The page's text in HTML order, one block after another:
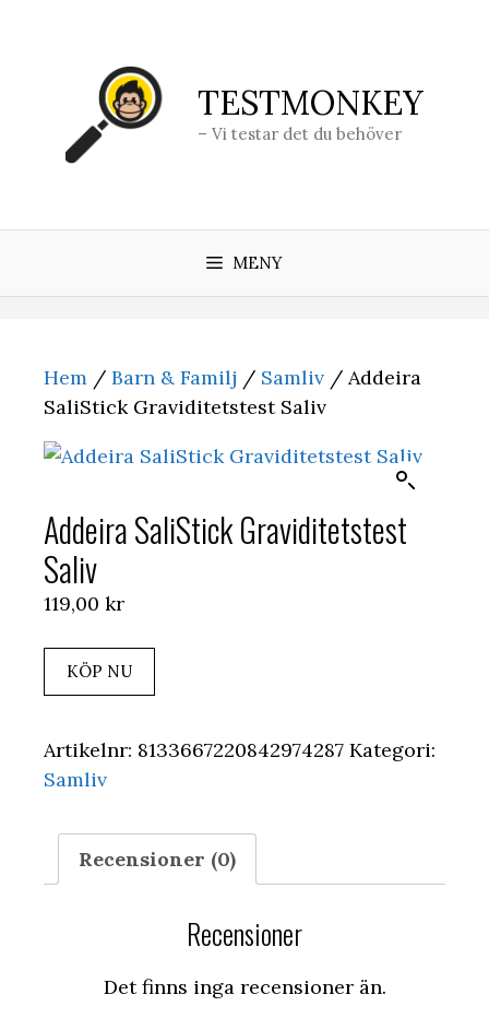
TESTMONKEY
– Vi testar det du behöver
MENY
Hem / Barn & Familj / Samliv / Addeira
SaliStick Graviditetstest Saliv
Addeira SaliStick Graviditetstest
Saliv
119,00 kr
KÖP NU
Artikelnr: 8133667220842974287 Kategori:
Samliv
Recensioner (0)
Recensioner
Det finns inga recensioner än.